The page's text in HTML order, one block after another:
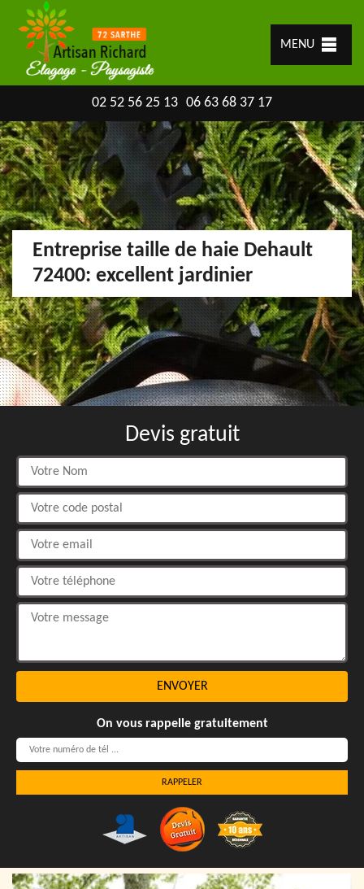
MENU
02 52 56 25 13 06 63 68 37 17
Entreprise taille de haie Dehault
72400: excellent jardinier
Devis gratuit
On vous rappelle gratuitement